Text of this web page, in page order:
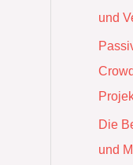
und
Die
und